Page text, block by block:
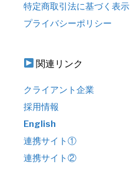
特定商取引法に基づく表示
プライバシーポリシー
関連リンク
クライアント企業
採用情報
English
連携サイト①
連携サイト②